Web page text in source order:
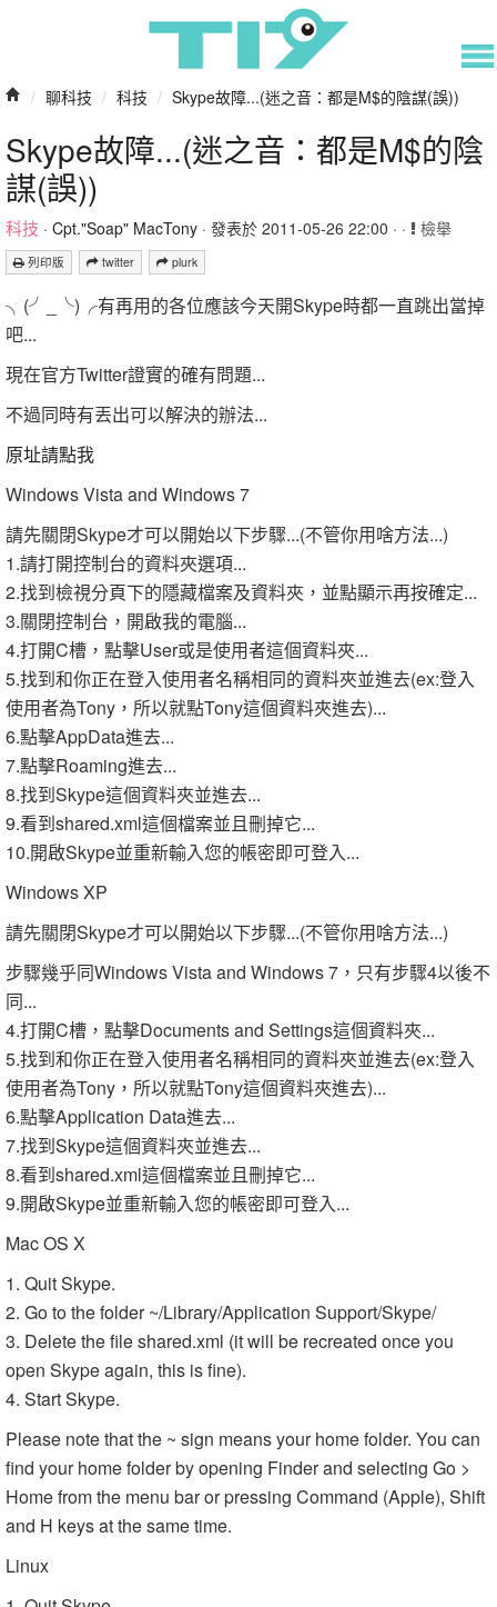
/ 聊科技 / 科技 / Skype故障...(迷之音：都是M$的陰謀(誤))
Skype故障...(迷之音：都是M$的陰
謀(誤))
科技 · Cpt."Soap" MacTony · 發表於 2011-05-26 22:00 · · 檢舉
列印版 twitter plurk
╮(╯_╰)╭有再用的各位應該今天開Skype時都一直跳出當掉
吧...
現在官方Twitter證實的確有問題...
不過同時有丟出可以解決的辦法...
原址請點我
Windows Vista and Windows 7
請先關閉Skype才可以開始以下步驟...(不管你用啥方法...)
1.請打開控制台的資料夾選項...
2.找到檢視分頁下的隱藏檔案及資料夾，並點顯示再按確定...
3.關閉控制台，開啟我的電腦...
4.打開C槽，點擊User或是使用者這個資料夾...
5.找到和你正在登入使用者名稱相同的資料夾並進去(ex:登入
使用者為Tony，所以就點Tony這個資料夾進去)...
6.點擊AppData進去...
7.點擊Roaming進去...
8.找到Skype這個資料夾並進去...
9.看到shared.xml這個檔案並且刪掉它...
10.開啟Skype並重新輸入您的帳密即可登入...
Windows XP
請先關閉Skype才可以開始以下步驟...(不管你用啥方法...)
步驟幾乎同Windows Vista and Windows 7，只有步驟4以後不
同...
4.打開C槽，點擊Documents and Settings這個資料夾...
5.找到和你正在登入使用者名稱相同的資料夾並進去(ex:登入
使用者為Tony，所以就點Tony這個資料夾進去)...
6.點擊Application Data進去...
7.找到Skype這個資料夾並進去...
8.看到shared.xml這個檔案並且刪掉它...
9.開啟Skype並重新輸入您的帳密即可登入...
Mac OS X
1. Quit Skype.
2. Go to the folder ~/Library/Application Support/Skype/
3. Delete the file shared.xml (it will be recreated once you
open Skype again, this is fine).
4. Start Skype.
Please note that the ~ sign means your home folder. You can
find your home folder by opening Finder and selecting Go >
Home from the menu bar or pressing Command (Apple), Shift
and H keys at the same time.
Linux